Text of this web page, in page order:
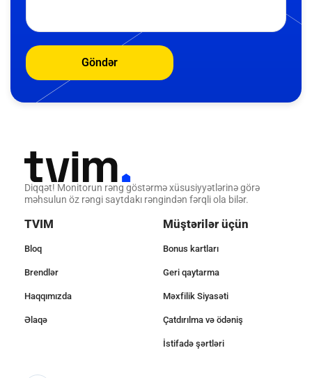
Göndər
Diqqət! Monitorun rəng göstərmə xüsusiyyətlərinə görə
məhsulun öz rəngi saytdakı rəngindən fərqli ola bilər.
TVIM
Bloq
Brendlər
Haqqımızda
Əlaqə
Müştərilər üçün
Bonus kartları
Geri qaytarma
Məxfilik Siyasəti
Çatdırılma və ödəniş
İstifadə şərtləri